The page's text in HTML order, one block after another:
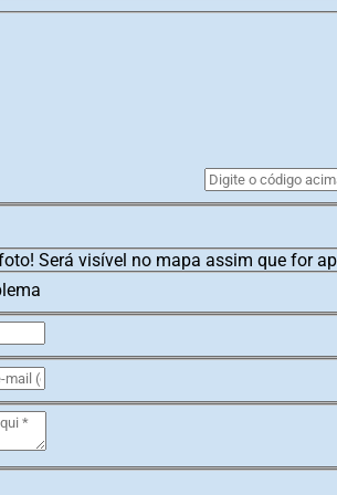
Será visível no mapa assim que for